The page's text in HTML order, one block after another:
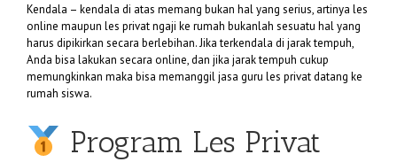
Kendala – kendala di atas memang bukan hal yang serius, artinya les
online maupun les privat ngaji ke rumah bukanlah sesuatu hal yang
harus dipikirkan secara berlebihan. Jika terkendala di jarak tempuh,
Anda bisa lakukan secara online, dan jika jarak tempuh cukup
memungkinkan maka bisa memanggil jasa guru les privat datang ke
rumah siswa.
Program Les Privat